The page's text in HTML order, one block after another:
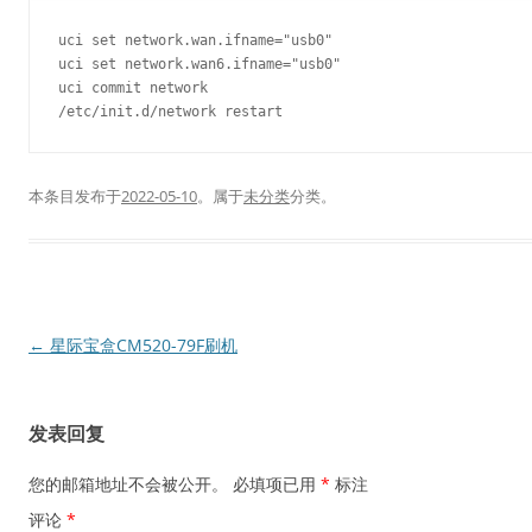
uci set network.wan.ifname="usb0"
uci set network.wan6.ifname="usb0"
uci commit network
本条目发布于2022-05-10。属于未分类分类。
文
航
← 星际宝盒CM520-79F刷机
发表回复
您的邮箱地址不会被公开。 必填项已用 * 标注
评论 *